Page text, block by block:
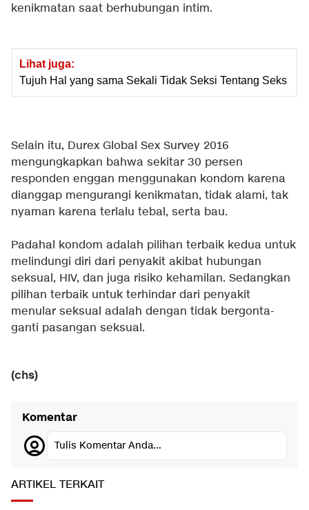
kenikmatan saat berhubungan intim.
Lihat juga:
Tujuh Hal yang sama Sekali Tidak Seksi Tentang Seks
Selain itu, Durex Global Sex Survey 2016
mengungkapkan bahwa sekitar 30 persen
responden enggan menggunakan kondom karena
dianggap mengurangi kenikmatan, tidak alami, tak
nyaman karena terlalu tebal, serta bau.
Padahal kondom adalah pilihan terbaik kedua untuk
melindungi diri dari penyakit akibat hubungan
seksual, HIV, dan juga risiko kehamilan. Sedangkan
pilihan terbaik untuk terhindar dari penyakit
menular seksual adalah dengan tidak bergonta-
ganti pasangan seksual.
(chs)
Komentar
Tulis Komentar Anda...
ARTIKEL TERKAIT